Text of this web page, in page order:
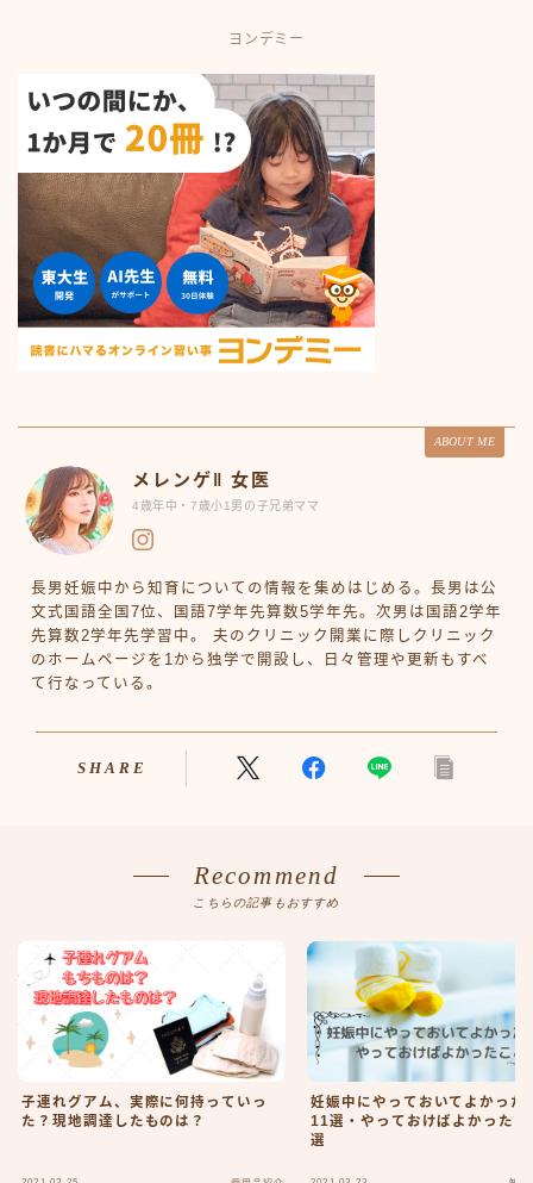
ヨンデミー
ABOUT ME
メレンゲ‖ 女医
4歳年中・7歳小1男の子兄弟ママ
長男妊娠中から知育についての情報を集めはじめる。長男は公
文式国語全国7位、国語7学年先算数5学年先。次男は国語2学年
先算数2学年先学習中。 夫のクリニック開業に際しクリニック
のホームページを1から独学で開設し、日々管理や更新もすべ
て行なっている。
SHARE
Recommend
こちらの記事もおすすめ
子連れグアム、実際に何持っていっ
た？現地調達したものは？
妊娠中にやっておいてよかった
11選・やっておけばよかったこ
選